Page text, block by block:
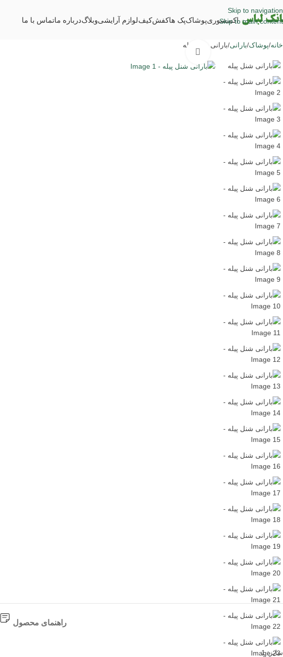
Skip to navigation
Skip to main content
اکسسوریپوشاکپک هاکفشکیفلوازم آرایشیوبلاگدرباره ماتماس با ما
خانه پوشاک بارانی بارانی شنل پیله
راهنمای محصول
سایز: 1